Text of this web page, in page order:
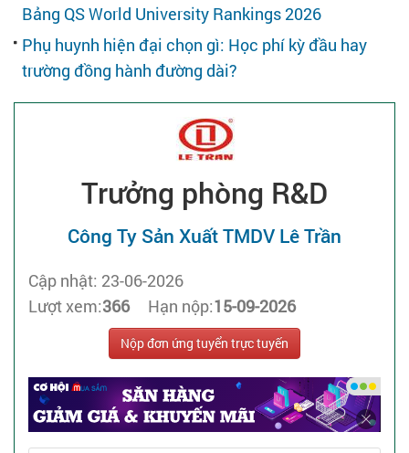
Nhà tuyển dụng
Bảng QS World University Rankings 2026
Phụ huynh hiện đại chọn gì: Học phí kỳ đầu hay
trường đồng hành đường dài?
Trưởng phòng R&D
Công Ty Sản Xuất TMDV Lê Trần
Cập nhật: 23-06-2026
Lượt xem:366 Hạn nộp:15-09-2026
Nộp đơn ứng tuyển trực tuyến